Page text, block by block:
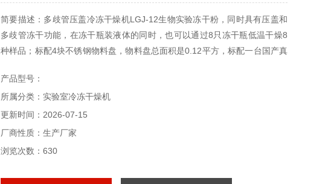
简要描述：多歧管压盖冷冻干燥机LGJ-12生物实验冻干粉，同时具有压盖和
多歧管冻干功能，在冻干瓶装液体的同时，也可以通过8只冻干瓶低温干燥8
种样品；标配4块不锈钢物料盘，物料盘总面积是0.12平方，标配一台国产真
化数据记录系统，自动保存冻干数据，连续记录实时数据生成表格并能以实
时曲线和历史曲线的形式查看。
产品型号：
所属分类：实验室冷冻干燥机
更新时间：2026-07-15
厂商性质：生产厂家
浏览次数：630